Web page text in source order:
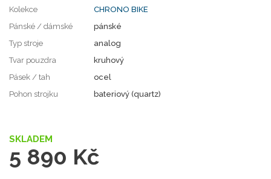
Kolekce
CHRONO BIKE
Pánské / dámské
pánské
Typ stroje
analog
Tvar pouzdra
kruhový
Pásek / tah
ocel
Pohon strojku
bateriový (quartz)
SKLADEM
5 890 Kč